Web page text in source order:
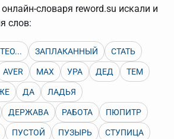
на кнопку "Найти".
случаев существует возможность
слов в запросе. Например, если
запроса "Пушкин поэт" и нажать
все словарные статьи о поэте
тоже могут присутствовать
Например, в кроссворде есть
задании "русский поэт 19 века".
словом "***м***ов", далее
Получается "***м***ов поэт" (без
"Найти" и получаем статью
словаря reword.su искали и
слов:
ЗАПЛАКАННЫЙ СТАТЬ
AVER МАХ УРА ДЕД ТЕМ
ДА ЛАДЬЯ
ДЕРЖАВА РАБОТА ПЮПИТР
ПУСТОЙ ПУЗЫРЬ СТУПИЦА